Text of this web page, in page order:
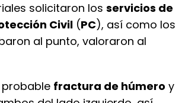
solicitaron los servicios de
Civil (PC), así como los
al punto, valoraron al
fractura de húmero y